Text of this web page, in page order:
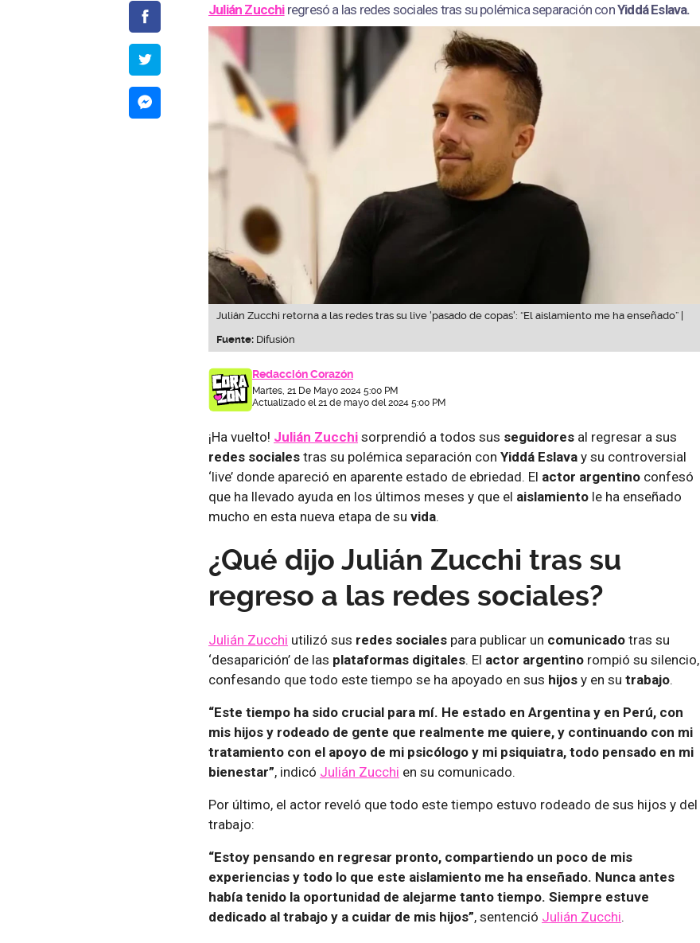
Julián Zucchi regresó a las redes sociales tras su polémica separación conYiddá Eslava.
Julián Zucchi retorna a las redes tras su live 'pasado de copas': “El aislamiento me ha enseñado” |
Fuente: Difusión
Redacción Corazón
Martes, 21 De Mayo 2024 5:00 PM
Actualizado el 21 de mayo del 2024 5:00 PM
¡Ha vuelto! Julián Zucchi sorprendió a todos sus seguidores al regresar a sus
redes sociales tras su polémica separación con Yiddá Eslava y su controversial
‘live’ donde apareció en aparente estado de ebriedad. El actor argentino confesó
que ha llevado ayuda en los últimos meses y que el aislamiento le ha enseñado
mucho en esta nueva etapa de su vida.
¿Qué dijo Julián Zucchi tras su
regreso a las redes sociales?
Julián Zucchi utilizó sus redes sociales para publicar un comunicado tras su
‘desaparición’ de las plataformas digitales. El actor argentino rompió su silencio,
confesando que todo este tiempo se ha apoyado en sus hijos y en su trabajo.
“Este tiempo ha sido crucial para mí. He estado en Argentina y en Perú, con
mis hijos y rodeado de gente que realmente me quiere, y continuando con mi
tratamiento con el apoyo de mi psicólogo y mi psiquiatra, todo pensado en mi
bienestar”, indicó Julián Zucchi en su comunicado.
Por último, el actor reveló que todo este tiempo estuvo rodeado de sus hijos y del
trabajo:
“Estoy pensando en regresar pronto, compartiendo un poco de mis
experiencias y todo lo que este aislamiento me ha enseñado. Nunca antes
había tenido la oportunidad de alejarme tanto tiempo. Siempre estuve
dedicado al trabajo y a cuidar de mis hijos”, sentenció Julián Zucchi.